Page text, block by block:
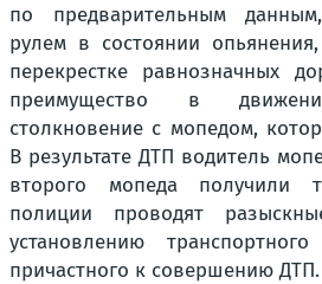
по предварительным
рулем в состоянии
перекрестке равнозначных
преимущество в
столкновение с мопедом,
В результате ДТП водитель
второго мопеда получили
полиции проводят
установлению
причастного к совершению ДТП.